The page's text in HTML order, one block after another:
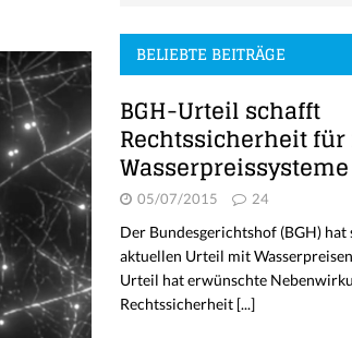
BELIEBTE BEITRÄGE
BGH-Urteil schafft
Rechtssicherheit für
Wasserpreissysteme
05/07/2015 24
Der Bundesgerichtshof (BGH) hat
aktuellen Urteil mit
Urteil hat erwünschte
Rechtssicherheit [...]